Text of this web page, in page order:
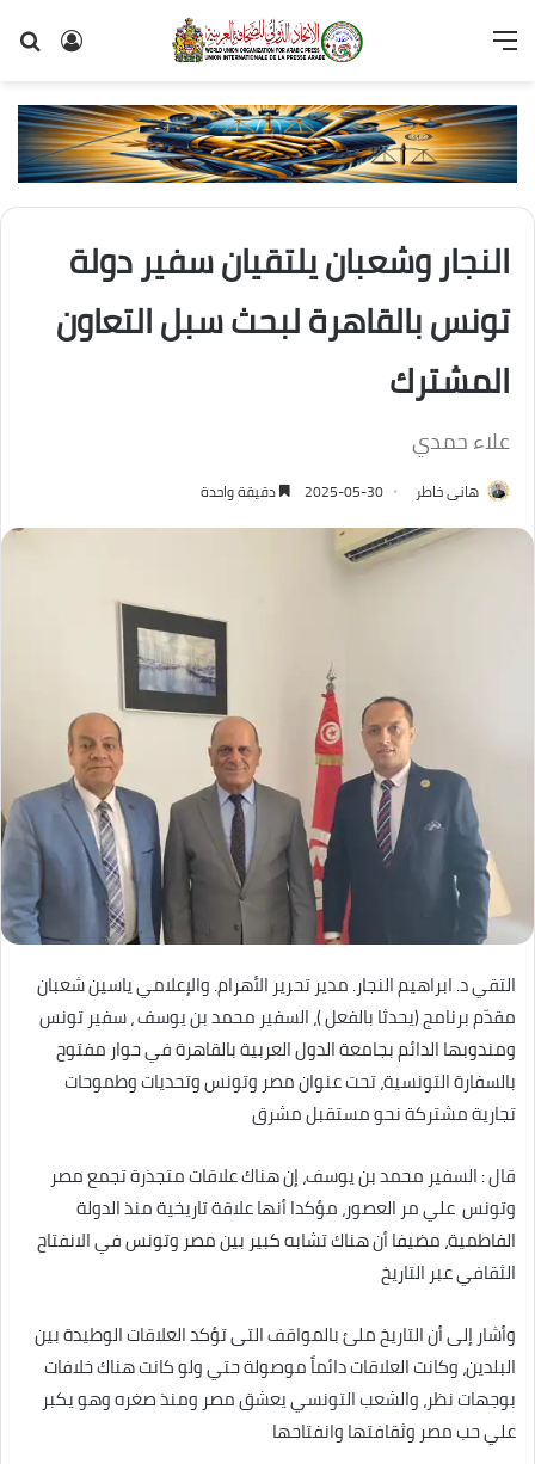
تسجيل
القائمة
النجار وشعبان يلتقيان سفير دولة
تونس بالقاهرة لبحث سبل التعاون
المشترك
علاء حمدي
هانى خاطر 2025-05-30 دقيقة واحدة
التقي د. ابراهيم النجار. مدير تحرير الأهرام. والإعلامي ياسين شعبان
مقدّم برنامج (يحدثا بالفعل )، السفير محمد بن يوسف ، سفير تونس
ومندوبها الدائم بجامعة الدول العربية بالقاهرة في حوار مفتوح
بالسفارة التونسية، تحت عنوان مصر وتونس وتحديات وطموحات
تجارية مشتركة نحو مستقبل مشرق
قال : السفير محمد بن يوسف، إن هناك علاقات متجذرة تجمع مصر
وتونس علي مر العصور، مؤكدا أنها علاقة تاريخية منذ الدولة
الفاطمية، مضيفا أن هناك تشابه كبير بين مصر وتونس في الانفتاح
الثقافي عبر التاريخ
وأشار إلى أن التاريخ ملئ بالمواقف التى تؤكد العلاقات الوطيدة بين
البلدين، وكانت العلاقات دائماً موصولة حتي ولو كانت هناك خلافات
بوجهات نظر، والشعب التونسي يعشق مصر ومنذ صغره وهو يكبر
علي حب مصر وثقافتها وانفتاحها